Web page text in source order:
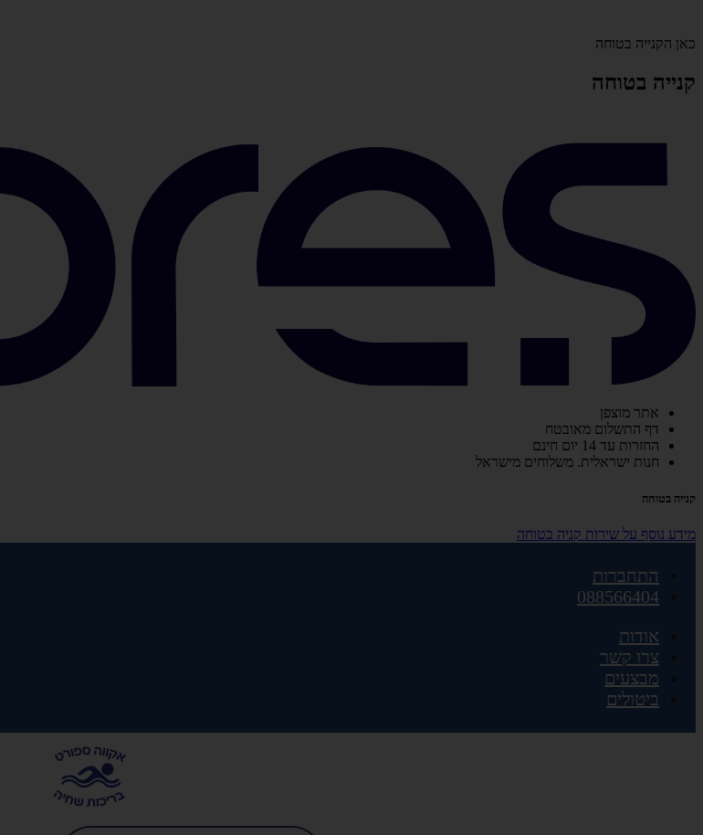
כאן הקנייה בטוחה
קנייה בטוחה
אתר מוצפן
דף התשלום מאובטח
החזרות עד 14 יום חינם
חנות ישראלית. משלוחים מישראל
קנייה בטוחה
מידע נוסף על שירות קניה בטוחה
התחברות
088566404
אודות
צרו קשר
מבצעים
ביטולים